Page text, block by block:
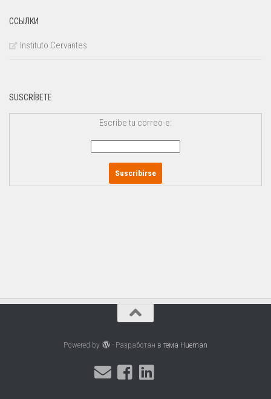
ССЫЛКИ
Instituto Cervantes
SUSCRÍBETE
Escribe tu correo-e:
Powered by - Разработан в тема Hueman